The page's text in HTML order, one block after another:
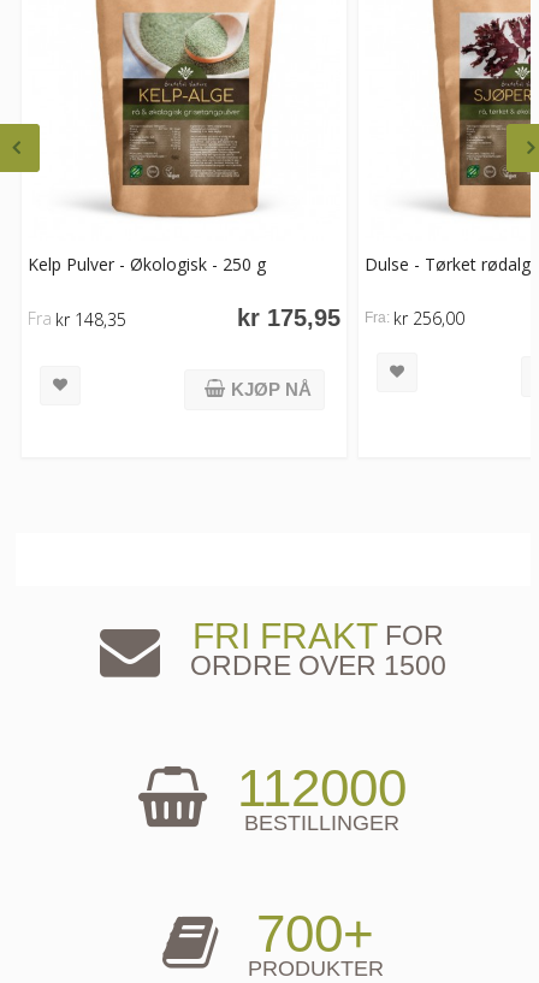
Kelp Pulver - Økologisk - 250 g
kr 175,95
Fra kr 148,35
KJØP NÅ
Dulse - Tørket
Fra: kr 256,00
FRI FRAKTFOR
ORDRE OVER 1500
112000
BESTILLINGER
700+
PRODUKTER